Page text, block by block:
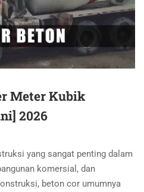
Meter Kubik
2026
yang sangat penting dalam
komersial, dan
beton cor umumnya